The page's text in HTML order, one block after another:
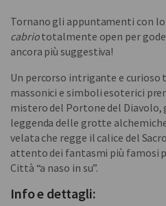
Tornano gli appuntamenti con
cabriototalmente open per
ancora più suggestiva!
Un percorso intrigante e
massonici e simboli esoterici
mistero del Portone del
leggenda delle grotte
velata che regge il calice del
attento dei fantasmi più famosi
Città “a naso in su”.
Info e dettagli: